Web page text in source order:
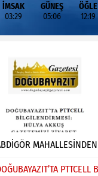
İMSAK
03:29
GÜNEŞ
05:06
ÖĞLE
12:19